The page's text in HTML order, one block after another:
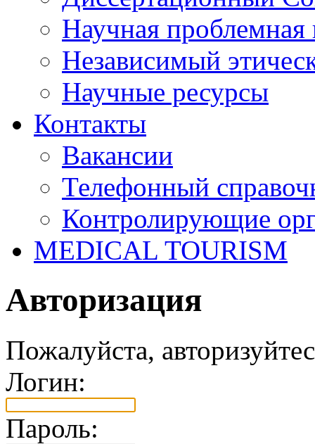
Научная проблемная
Независимый
Научные ресурсы
Контакты
Вакансии
Телефонный
Контролирующие
MEDICAL TOURISM
Авторизация
Пожалуйста,
Логин:
Пароль: